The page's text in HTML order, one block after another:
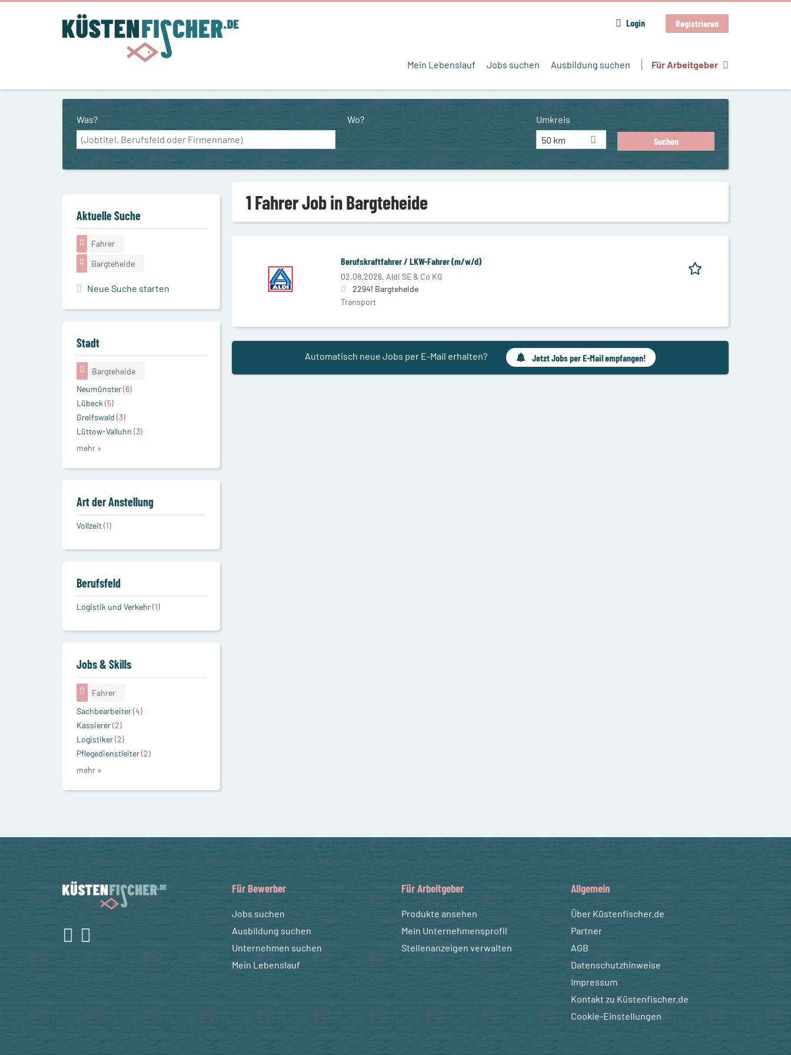
Login Registrieren
Mein Lebenslauf Jobs suchen Ausbildung suchen Für Arbeitgeber
Was? Wo?
Umkreis
50 km
1 Fahrer Job in Bargteheide
Berufskraftfahrer / LKW-Fahrer (m/w/d)
02.08.2026, Aldi SE & Co KG
22941 Bargteheide
Transport
Automatisch neue Jobs per E-Mail erhalten? Jetzt Jobs per E-Mail empfangen!
Aktuelle Suche
Fahrer
Bargteheide
Neue Suche starten
Stadt
Bargteheide
Neumünster(6)
Lübeck(5)
Greifswald (3)
Lüttow-Valluhn (3)
mehr »
Art der Anstellung
Vollzeit(1)
Berufsfeld
Logistik und Verkehr(1)
Jobs & Skills
Fahrer
Sachbearbeiter(4)
Kassierer(2)
Logistiker(2)
Pflegedienstleiter(2)
mehr »
Für Bewerber
Jobs suchen
Ausbildung suchen
Unternehmen suchen
Mein Lebenslauf
Für Arbeitgeber
Produkte ansehen
Mein Unternehmensprofil
Stellenanzeigen verwalten
Allgemein
Über Küstenfischer.de
Partner
AGB
Datenschutzhinweise
Impressum
Kontakt zu Küstenfischer.de
Cookie-Einstellungen